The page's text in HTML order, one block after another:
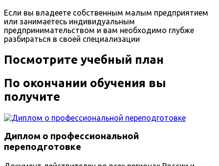
Если вы владеете собственным малым предприятием
или занимаетесь индивидуальным
предпринимательством и вам необходимо глубже
разбираться в своей специализации
Посмотрите учебный план
По окончании обучения вы
получите
Диплом о профессиональной
переподготовке